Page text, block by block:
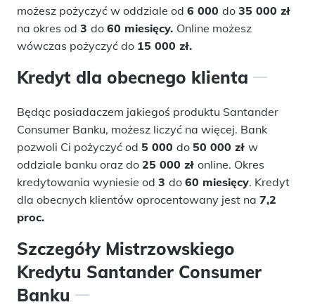
możesz pożyczyć w oddziale od 6 000 do 35 000 zł
na okres od 3 do 60 miesięcy. Online możesz
wówczas pożyczyć do 15 000 zł.
Kredyt dla obecnego klienta
Będąc posiadaczem jakiegoś produktu Santander
Consumer Banku, możesz liczyć na więcej. Bank
pozwoli Ci pożyczyć od 5 000 do 50 000 zł w
oddziale banku oraz do 25 000 zł online. Okres
kredytowania wyniesie od 3 do 60 miesięcy. Kredyt
dla obecnych klientów oprocentowany jest na 7,2
proc.
Szczegóły Mistrzowskiego
Kredytu Santander Consumer
Banku